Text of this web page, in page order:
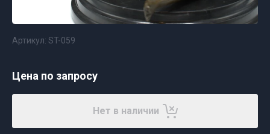
Артикул: ST-059
Цена по запросу
Нет в наличии